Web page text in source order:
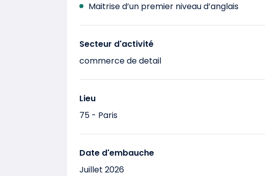
Maitrise d’un premier niveau d’anglais
Secteur d'activité
commerce de detail
Lieu
75 - Paris
Date d'embauche
Juillet 2026